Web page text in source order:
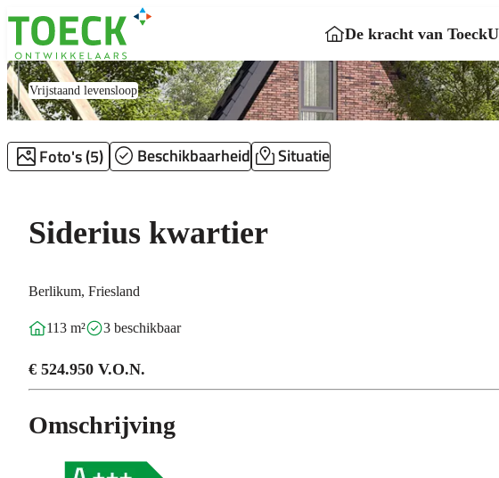
De kracht van Toeck
Vrijstaand levensloop
Foto's (5) Beschikbaarheid Situatie
Siderius kwartier
Berlikum, Friesland
113 m² 3 beschikbaar
€ 524.950 V.O.N.
Omschrijving